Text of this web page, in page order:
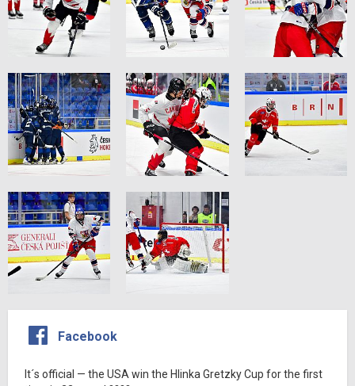
Facebook
It´s official — the USA win the Hlinka Gretzky Cup for the first